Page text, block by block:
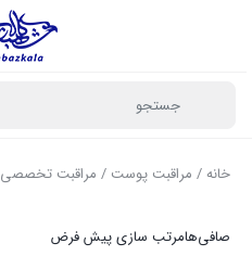
خانه/ مراقبت پوست / مراقبت تخصصی
صافی‌هامرتب سازی پیش فرض